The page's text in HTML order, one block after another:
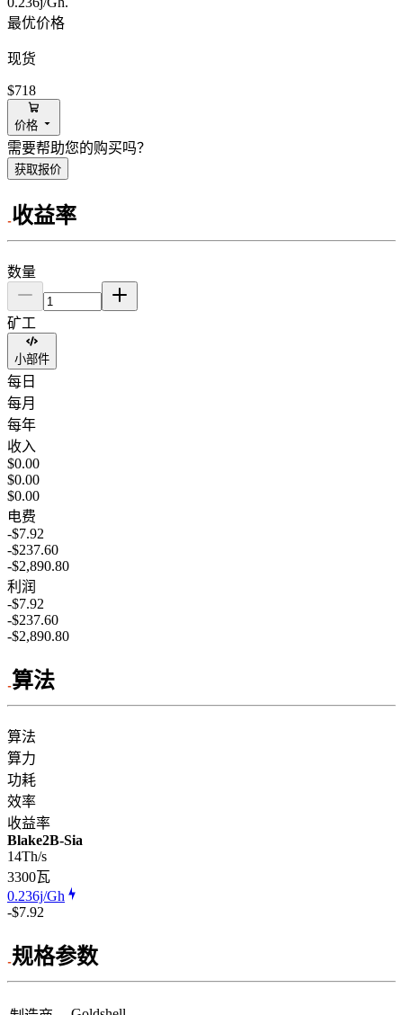
最优价格
现货
$718
价格
需要帮助您的购买吗？
获取报价
收益率
数量
矿工
小部件
每日
每月
每年
收入
$0.00
$0.00
$0.00
电费
-$7.92
-$237.60
-$2,890.80
利润
-$7.92
-$237.60
-$2,890.80
算法
算法
算力
功耗
效率
收益率
Blake2B-Sia
14Th/s
3300瓦
0.236j/Gh
-$7.92
规格参数